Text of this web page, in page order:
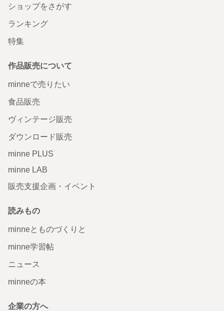
ショップをさがす
ランキング
特集
作品販売について
minneで売りたい
食品販売
ヴィンテージ販売
ダウンロード販売
minne PLUS
minne LAB
販売支援企画・イベント
読みもの
minneとものづくりと
minne学習帖
ニュース
minneの本
企業の方へ